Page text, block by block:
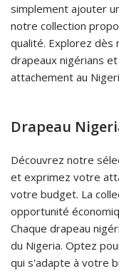
simplement ajouter
notre collection
qualité. Explorez
drapeaux nigérians
attachement au
Drapeau
Découvrez notre
et exprimez votre
votre budget. La
opportunité
Chaque drapeau
du Nigeria. Optez
qui s'adapte à votre